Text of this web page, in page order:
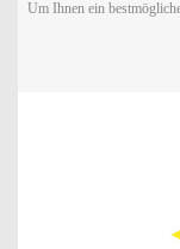
Um Ihnen ein